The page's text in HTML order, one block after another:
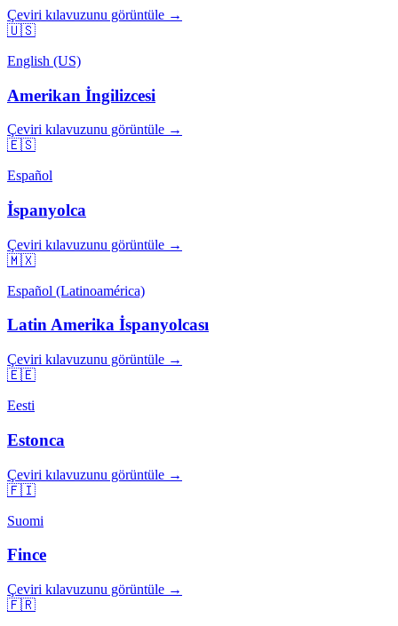
Çeviri kılavuzunu görüntüle →
🇺🇸
English (US)
Amerikan İngilizcesi
Çeviri kılavuzunu görüntüle →
🇪🇸
Español
İspanyolca
Çeviri kılavuzunu görüntüle →
🇲🇽
Español (Latinoamérica)
Latin Amerika İspanyolcası
Çeviri kılavuzunu görüntüle →
🇪🇪
Eesti
Estonca
Çeviri kılavuzunu görüntüle →
🇫🇮
Suomi
Fince
Çeviri kılavuzunu görüntüle →
🇫🇷